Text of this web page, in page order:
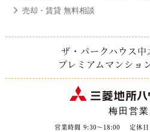
売却・賃貸 無料相談
ザ・パークハウス中
プレミアムマンショ
梅田営
営業時間 9:30～18:00 定休